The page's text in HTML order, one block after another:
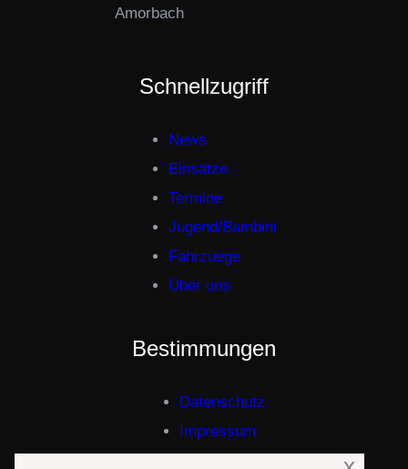
Amorbach
Schnellzugriff
News
Einsätze
Termine
Jugend/Bambini
Fahrzuege
Über uns
Bestimmungen
Datenschutz
Impressum